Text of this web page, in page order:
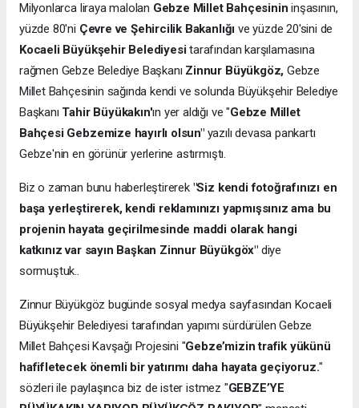
Milyonlarca liraya malolan Gebze Millet Bahçesinin inşasının,
yüzde 80'ni Çevre ve Şehircilik Bakanlığı ve yüzde 20'sini de
Kocaeli Büyükşehir Belediyesitarafından karşılamasına
rağmen Gebze Belediye Başkanı Zinnur Büyükgöz, Gebze
Millet Bahçesinin sağında kendi ve solunda Büyükşehir Belediye
Başkanı Tahir Büyükakın'ın yer aldığı ve "Gebze Millet
Bahçesi Gebzemize hayırlı olsun"yazılı devasa pankartı
Gebze'nin en görünür yerlerine astırmıştı.
Biz o zaman bunu haberleştirerek "Siz kendi fotoğrafınızı en
başa yerleştirerek, kendi reklamınızı yapmışsınız ama bu
projenin hayata geçirilmesinde maddi olarak hangi
katkınız var sayın Başkan Zinnur Büyükgöx" diye
sormuştuk..
Zinnur Büyükgöz bugünde sosyal medya sayfasından Kocaeli
Büyükşehir Belediyesi tarafından yapımı sürdürülen Gebze
Millet Bahçesi Kavşağı Projesini "Gebze’mizin trafik yükünü
hafifletecek önemli bir yatırımı daha hayata geçiyoruz."
sözleri ile paylaşınca biz de ister istmez "GEBZE’YE